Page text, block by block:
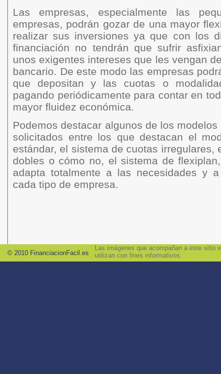
Las empresas, especialmente las
empresas, podrán gozar de una mayor
realizar sus inversiones ya que con los
financiación no tendrán que sufrir
unos exigentes intereses que les vengan
bancario. De este modo las empresas
que depositan y las cuotas o
pagando periódicamente para contar en
mayor fluidez económica.
Podemos destacar algunos de los
solicitados entre los que destacan el
estándar, el sistema de cuotas irregulares,
dobles o cómo no, el sistema de
adapta totalmente a las necesidades y
cada tipo de empresa.
© 2010 FinanciacionFacil.es
Las imágenes que acompañan a este sitio
utilizan con fines informativos.